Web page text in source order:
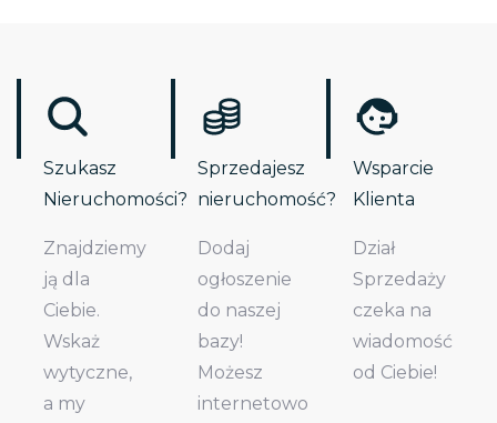
Szukasz
Nieruchomości?
Znajdziemy
ją dla
Ciebie.
Wskaż
wytyczne,
a my
Sprzedajesz
nieruchomość?
Dodaj
ogłoszenie
do naszej
bazy!
Możesz
internetowo
Wsparcie
Klienta
Dział
Sprzedaży
czeka na
wiadomość
od Ciebie!